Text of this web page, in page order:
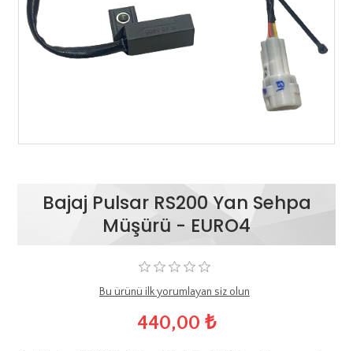
Bajaj Pulsar RS200 Yan Sehpa
Müşürü - EURO4
Bu ürünü ilk yorumlayan siz olun
440,00 ₺